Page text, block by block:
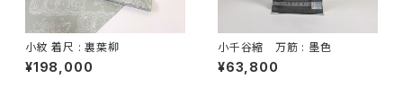
小紋 着尺 : 裏葉柳
¥198,000
小千谷縮 万筋 : 墨色
¥63,800